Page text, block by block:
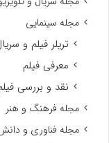
مجله سینمایی
تریلر فیلم و
معرفی فیلم
نقد و بررسی
مجله فرهنگ و هنر
مجله فناوری و